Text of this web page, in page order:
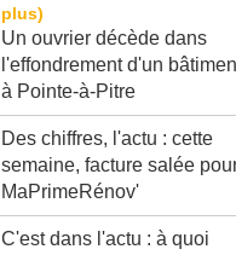
Un ouvrier décède dans
l'effondrement d'un
à Pointe-à-Pitre
Des chiffres, l'actu : cette
semaine, facture salée
MaPrimeRénov'
C'est dans l'actu : à quoi